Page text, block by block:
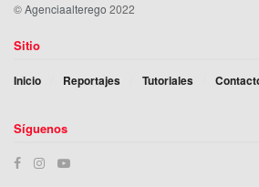
©Agenciaalterego 2022
Sitio
Inicio Reportajes Tutoriales
Síguenos